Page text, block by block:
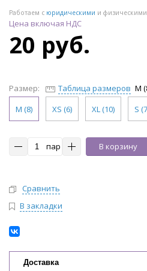
Работаем с юридическими и
Цена включая НДС
20 руб.
Размер: Таблица размеров M
M (8)
XS (6) XL (10) S
пар В корзину
Сравнить
В закладки
Доставка